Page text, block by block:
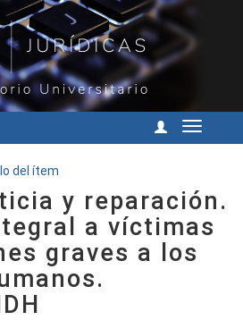
Cambiar
del ítem
y reparación.
a víctimas
graves a los